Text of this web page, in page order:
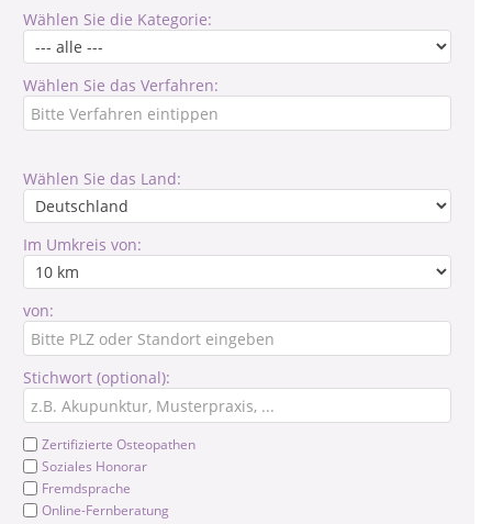
Wählen Sie die Kategorie:
Wählen Sie das Verfahren:
Wählen Sie das Land:
Im Umkreis von:
von:
Stichwort (optional):
Zertifizierte Osteopathen
Soziales Honorar
Fremdsprache
Online-Fernberatung